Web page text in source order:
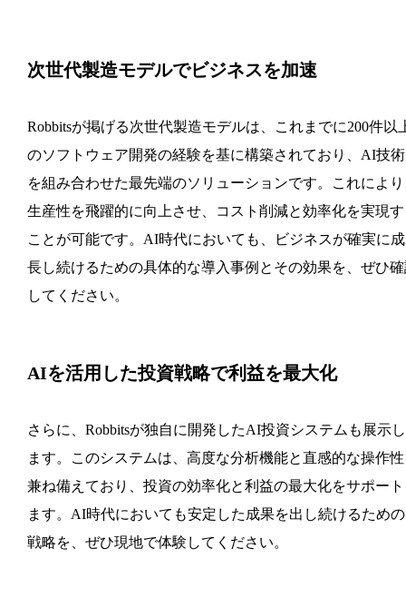
次世代製造モデルでビジネスを加速
Robbitsが掲げる次世代製造モデルは、これまでに200件以
のソフトウェア開発の経験を基に構築されており、AI技術
を組み合わせた最先端のソリューションです。これによ
生産性を飛躍的に向上させ、コスト削減と効率化を実現
ことが可能です。AI時代においても、ビジネスが確実に成
長し続けるための具体的な導入事例とその効果を、ぜひ
してください。
AIを活用した投資戦略で利益を最大化
さらに、Robbitsが独自に開発したAI投資システムも展示し
ます。このシステムは、高度な分析機能と直感的な操作
兼ね備えており、投資の効率化と利益の最大化をサポー
ます。AI時代においても安定した成果を出し続けるための
戦略を、ぜひ現地で体験してください。